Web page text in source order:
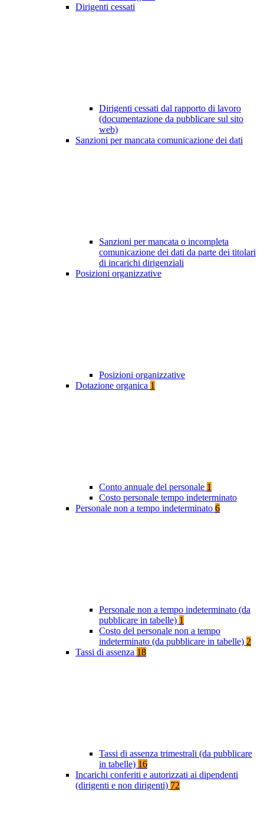
Dirigenti cessati
Dirigenti cessati dal rapporto di lavoro
(documentazione da pubblicare sul sito
web)
Sanzioni per mancata comunicazione dei dati
Sanzioni per mancata o incompleta
comunicazione dei dati da parte dei titolari
di incarichi dirigenziali
Posizioni organizzative
Posizioni organizzative
Dotazione organica 1
Conto annuale del personale 1
Costo personale tempo indeterminato
Personale non a tempo indeterminato 6
Personale non a tempo indeterminato (da
pubblicare in tabelle) 1
Costo del personale non a tempo
indeterminato (da pubblicare in tabelle) 2
Tassi di assenza 18
Tassi di assenza trimestrali (da pubblicare
in tabelle) 16
Incarichi conferiti e autorizzati ai dipendenti
(dirigenti e non dirigenti) 72